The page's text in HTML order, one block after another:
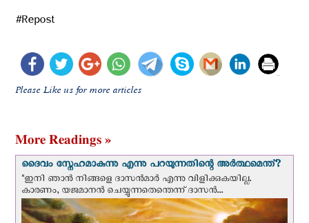
#Repost
Please Like us for more articles
More Readings »
ദൈവം സ്നേഹമാകുന്നു എന്നു പറയുന്നതിന്റെ അർത്ഥമെന്ത്?
"ഇനി ഞാന്‍ നിങ്ങളെ ദാസന്‍മാര്‍ എന്നു വിളിക്കുകയില്ല.
കാരണം, യജമാനന്‍ ചെയ്യുന്നതെന്തെന്ന് ദാസന്‍...